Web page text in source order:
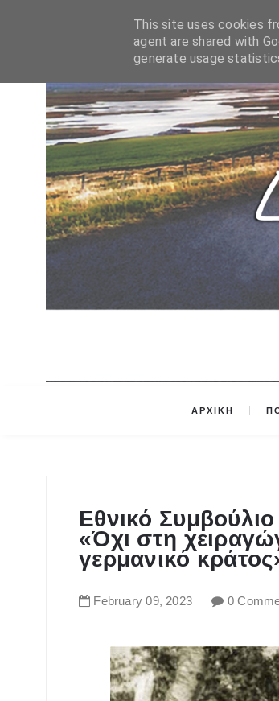
ΑΡΧΙΚΗ
Εθνικό
«Όχι στη
γερμανικό
February 09, 2023 0
This site uses cookies
agent are shared with
generate usage